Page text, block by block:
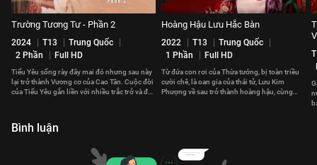
Trường Tương Tư - Phần 2
2024 T13
Trung Quốc
2 Phần
Full HD
Tiểu Yêu sống rày đây mai đó nhưng sau này
lại trở thành Vương cơ của Cao Tân. Cuộc đời
của Tiểu Yêu gắn liền với nhiều trắc trở và đau
Hoàng Hậu Lưu Hắc Bàn
2022 T13
Trung Quốc
1 Phần
Full HD
Từ đứa con rơi của Thừa tướng, bị toàn triều
cười chê, là oan gia của thái tử, Lưu Kim
Phượng về sau trở thành hoàng hậu, cùng
Bình luận